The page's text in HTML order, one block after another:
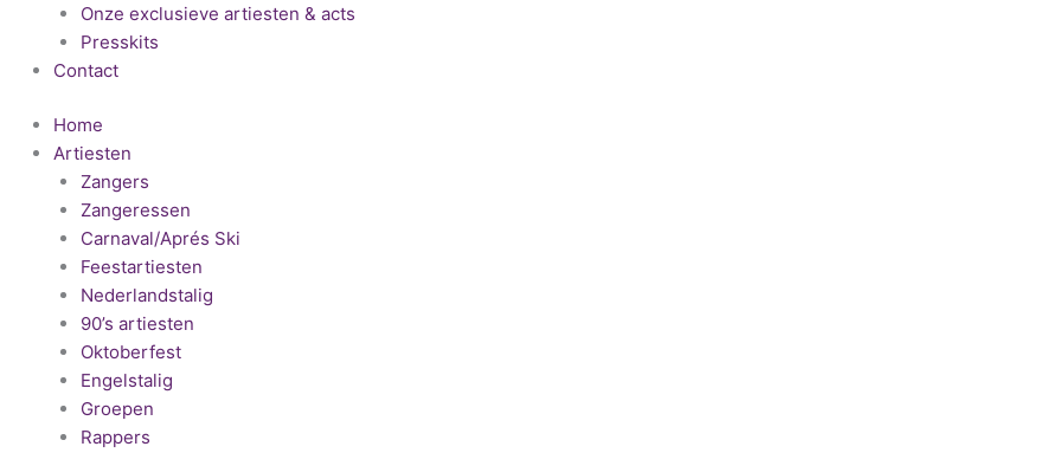
Onze exclusieve artiesten & acts
Presskits
Contact
Home
Artiesten
Zangers
Zangeressen
Carnaval/Aprés Ski
Feestartiesten
Nederlandstalig
90’s artiesten
Oktoberfest
Engelstalig
Groepen
Rappers